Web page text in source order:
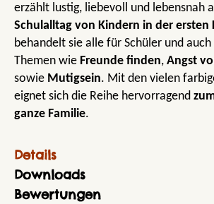
erzählt lustig, liebevoll und lebensnah
Schulalltag von Kindern in der ersten
behandelt sie alle für Schüler und
Themen wie Freunde finden, Angst
sowie Mutigsein. Mit den vielen
eignet sich die Reihe hervorragend
ganze Familie.
Details
Downloads
Bewertungen